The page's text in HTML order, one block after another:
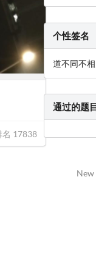
名 17838
个性签名
道不同不
通过的题